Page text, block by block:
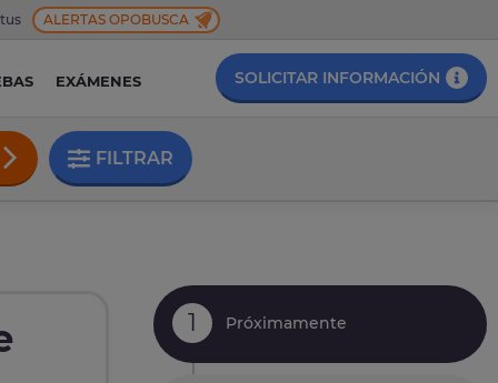
ALERTAS OPOBUSCA
EXÁMENES SOLICITAR INFORMACIÓN
FILTRAR
1 Próximamente